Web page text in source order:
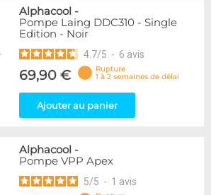
Alphacool -
Pompe Laing DDC310 - Single
Edition - Noir
4.7/5 - 6 avis
69,90 €
Rupture
1 à 2 semaines de délai
Ajouter au panier
Alphacool -
Pompe VPP Apex
5/5 - 1 avis